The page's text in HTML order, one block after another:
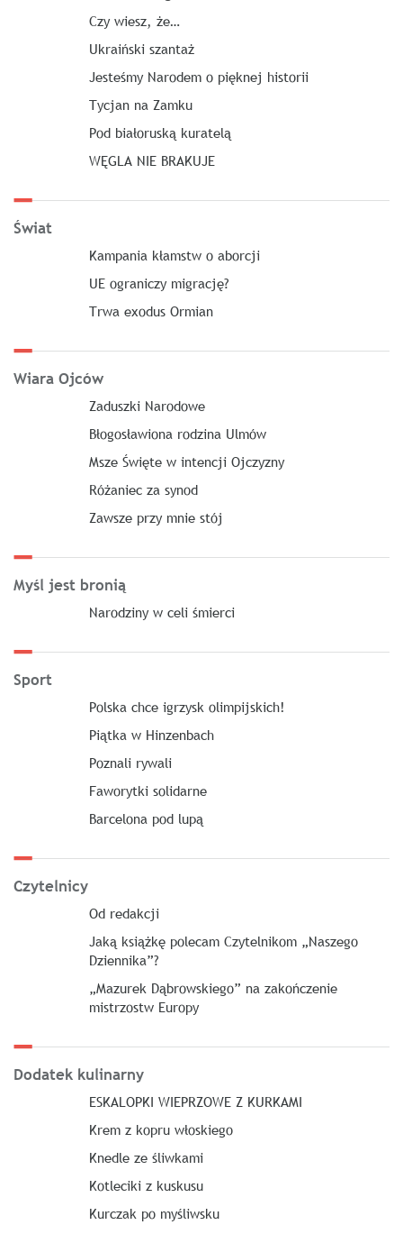
Czy wiesz, że…
Ukraiński szantaż
Jesteśmy Narodem o pięknej historii
Tycjan na Zamku
Pod białoruską kuratelą
WĘGLA NIE BRAKUJE
Świat
Kampania kłamstw o aborcji
UE ograniczy migrację?
Trwa exodus Ormian
Wiara Ojców
Zaduszki Narodowe
Błogosławiona rodzina Ulmów
Msze Święte w intencji Ojczyzny
Różaniec za synod
Zawsze przy mnie stój
Myśl jest bronią
Narodziny w celi śmierci
Sport
Polska chce igrzysk olimpijskich!
Piątka w Hinzenbach
Poznali rywali
Faworytki solidarne
Barcelona pod lupą
Czytelnicy
Od redakcji
Jaką książkę polecam Czytelnikom „Naszego
Dziennika”?
„Mazurek Dąbrowskiego” na zakończenie
mistrzostw Europy
Dodatek kulinarny
ESKALOPKI WIEPRZOWE Z KURKAMI
Krem z kopru włoskiego
Knedle ze śliwkami
Kotleciki z kuskusu
Kurczak po myśliwsku